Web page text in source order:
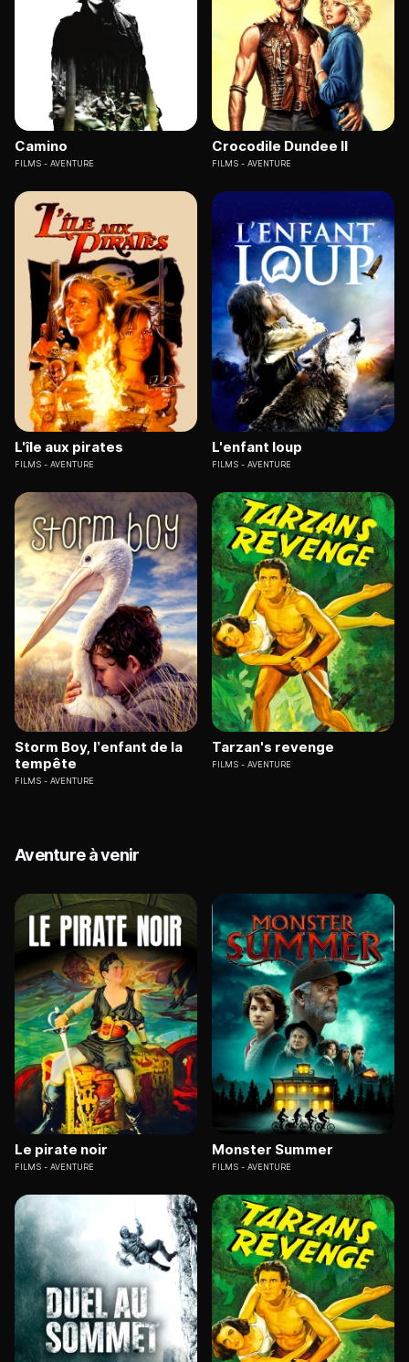
Camino
FILMS AVENTURE
Crocodile Dundee II
FILMS AVENTURE
L'île aux pirates
FILMS AVENTURE
L'enfant loup
FILMS AVENTURE
Storm Boy, l’enfant de la
tempête
FILMS AVENTURE
Tarzan's revenge
FILMS AVENTURE
Aventure à venir
Le pirate noir
FILMS AVENTURE
Monster Summer
FILMS AVENTURE